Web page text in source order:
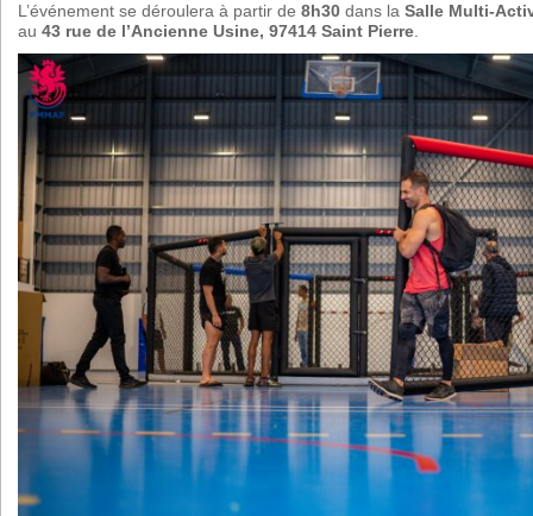
L’événement se déroulera à partir de 8h30 dans la Salle Multi-
au 43 rue de l’Ancienne Usine, 97414 Saint Pierre